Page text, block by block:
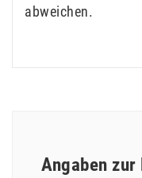
abweichen.
Angaben